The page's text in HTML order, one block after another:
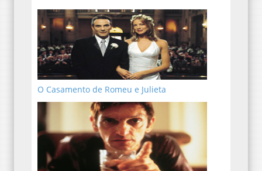
O Casamento de Romeu e Julieta